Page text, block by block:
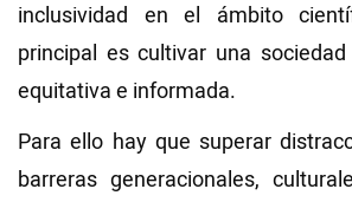
inclusividad en el ámbito
principal es cultivar una
equitativa e informada.
Para ello hay que superar
barreras generacionales,